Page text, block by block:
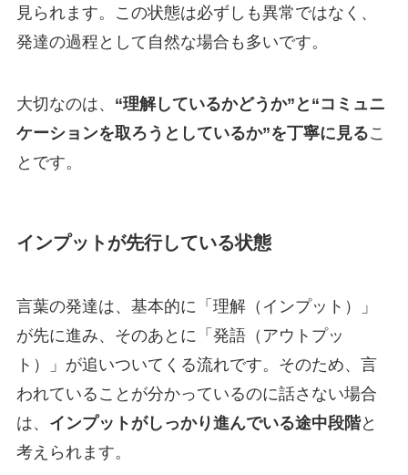
見られます。この状態は必ずしも異常ではなく、
発達の過程として自然な場合も多いです。
大切なのは、 “理解しているかどうか”と“コミュニ
ケーションを取ろうとしているか”を丁寧に見るこ
とです。
インプットが先行している状態
言葉の発達は、基本的に「理解（インプット）」
が先に進み、そのあとに「発語（アウトプッ
ト）」が追いついてくる流れです。そのため、言
われていることが分かっているのに話さない場合
は、 インプットがしっかり進んでいる途中段階と
考えられます。